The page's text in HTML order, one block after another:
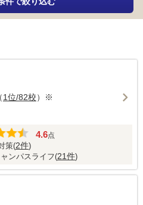
1位/82校）※
4.6点
策(2件)
ンパスライフ(21件)